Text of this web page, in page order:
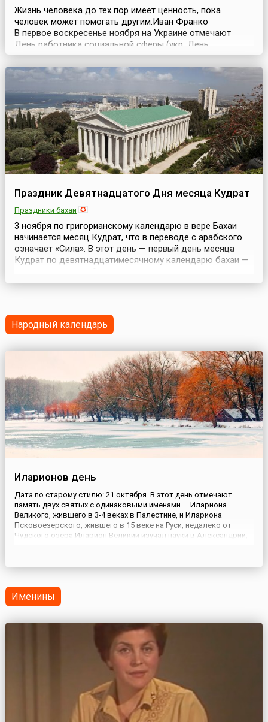
Жизнь человека до тех пор имеет ценность, пока
человек может помогать другим.Иван Франко
В первое воскресенье ноября на Украине отмечают
День работника социальной сферы (укр. День
працівника соціальної сфери), установленный Указом
президента страны № 374/99 от 13 апреля 1999
года.Этот профессиональный праздник является
свидетельством высокой оценки государством роли
работников, кото...
Праздник Девятнадцатого Дня месяца Кудрат
Праздники бахаи
3 ноября по григорианскому календарю в вере Бахаи
начинается месяц Кудрат, что в переводе с арабского
означает «Сила». В этот день — первый день месяца
Кудрат по девятнадцатимесячному календарю бахаи —
Девятнадцатого Дня месяца Кудрат.В вере Бахаи
администр...
Народный календарь
Иларионов день
Дата по старому стилю: 21 октября. В этот день отмечают
память двух святых с одинаковыми именами — Илариона
Великого, жившего в 3-4 веках в Палестине, и Илариона
Псковоезерского, жившего в 15 веке на Руси, недалеко от
Чудского озера.Иларион Великий изучал науки в Александрии,
считается основ...
Именины